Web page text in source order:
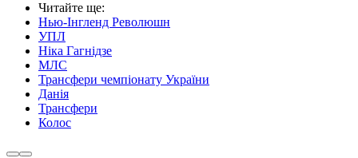
Читайте ще:
Нью-Інгленд Революшн
УПЛ
Ніка Гагнідзе
МЛС
Трансфери чемпіонату України
Данія
Трансфери
Колос